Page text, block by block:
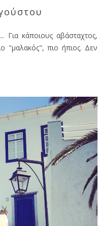
κάποιους αβάσταχτος,
"μαλακός", πιο ήπιος. Δεν